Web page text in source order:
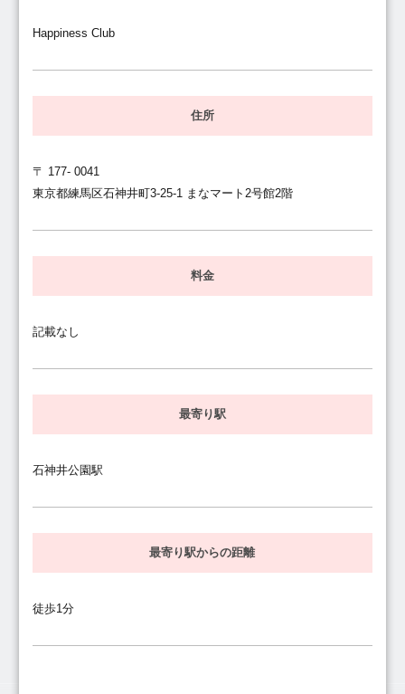
Happiness Club
住所
〒 177- 0041
東京都練馬区石神井町3-25-1 まなマート2号館2階
料金
記載なし
最寄り駅
石神井公園駅
最寄り駅からの距離
徒歩1分